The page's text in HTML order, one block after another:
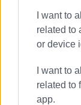
I want to
related to
or device
I want to
related to
app.